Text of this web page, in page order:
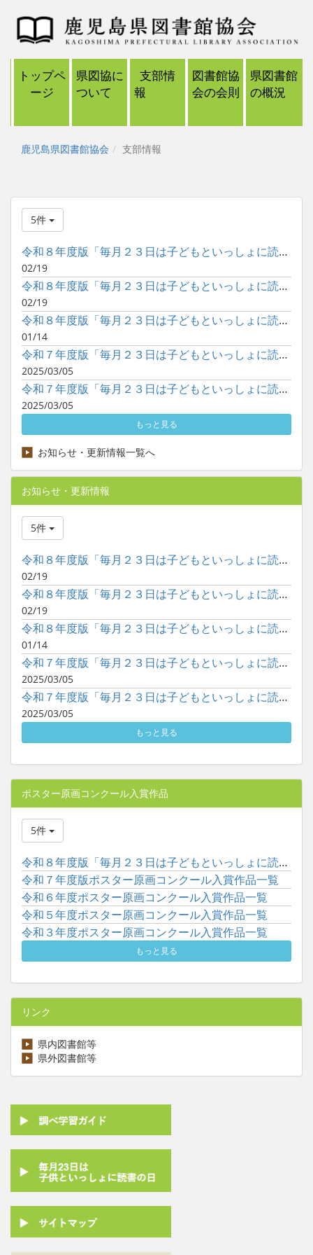
トップペ
ージ
県図協に
ついて
支部情
報
図書館協
会の会則
県図書館
の概況
鹿児島県図書館協会 支部情報
5件
令和８年度版「毎月２３日は子どもといっしょに読書の日」ポスタ...
02/19
令和８年度版「毎月２３日は子どもといっしょに読書の日」ポスタ...
02/19
令和８年度版「毎月２３日は子どもといっしょに読書の日」ポスタ...
01/14
令和７年度版「毎月２３日は子どもといっしょに読書の日」ポスタ...
2025/03/05
令和７年度版「毎月２３日は子どもといっしょに読書の日」ポスタ...
2025/03/05
もっと見る
お知らせ・更新情報一覧へ
お知らせ・更新情報
5件
令和８年度版「毎月２３日は子どもといっしょに読書の日」ポスタ...
02/19
令和８年度版「毎月２３日は子どもといっしょに読書の日」ポスタ...
02/19
令和８年度版「毎月２３日は子どもといっしょに読書の日」ポスタ...
01/14
令和７年度版「毎月２３日は子どもといっしょに読書の日」ポスタ...
2025/03/05
令和７年度版「毎月２３日は子どもといっしょに読書の日」ポスタ...
2025/03/05
もっと見る
ポスター原画コンクール入賞作品
5件
令和８年度版「毎月２３日は子どもといっしょに読書の日」ポスタ...
令和７年度版ポスター原画コンクール入賞作品一覧
令和６年度ポスター原画コンクール入賞作品一覧
令和５年度ポスター原画コンクール入賞作品一覧
令和３年度ポスター原画コンクール入賞作品一覧
もっと見る
リンク
県内図書館等
県外図書館等